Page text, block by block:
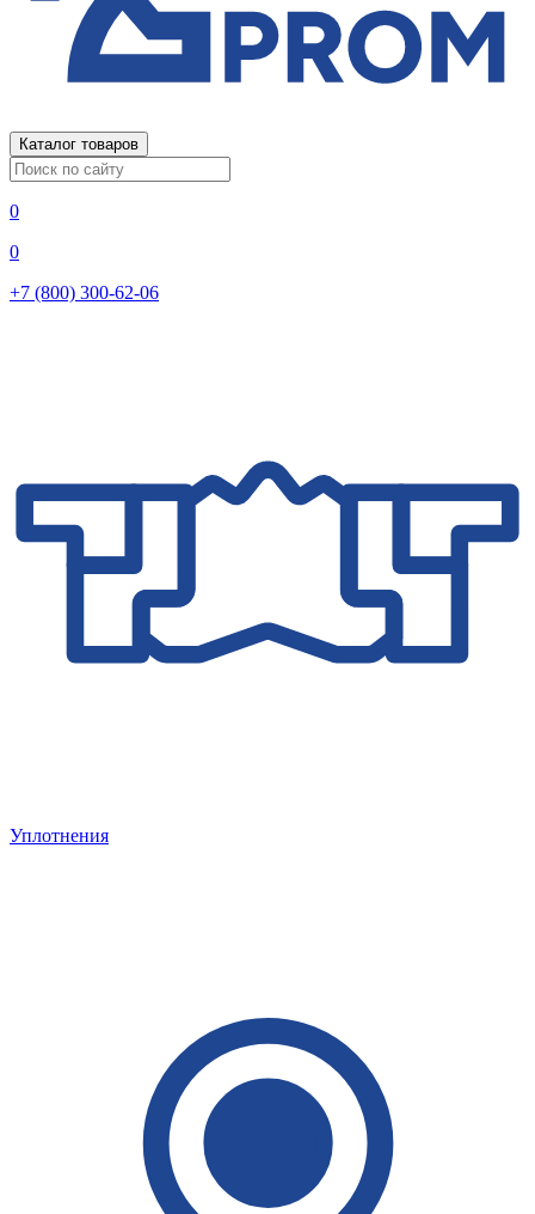
Каталог товаров
0
0
+7 (800) 300-62-06
Уплотнения